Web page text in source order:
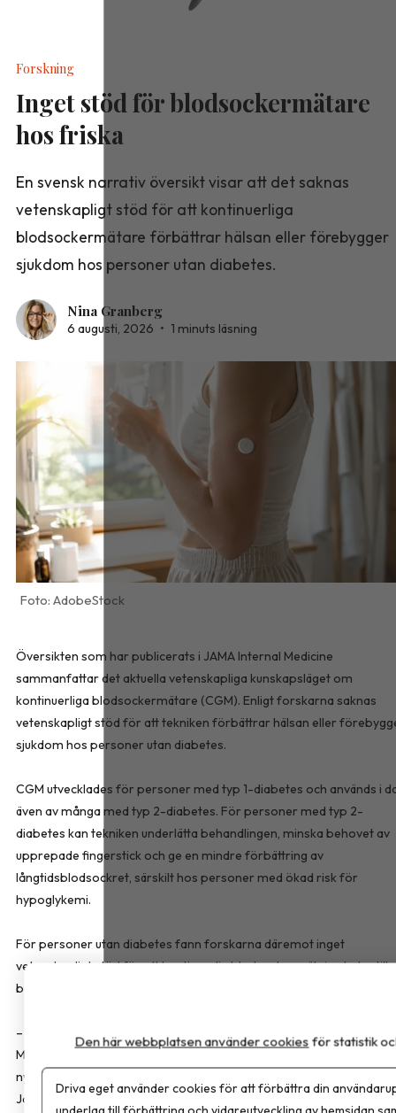
Forskning
Inget stöd för blodsockermätare
hos friska
En svensk narrativ översikt visar att det saknas
vetenskapligt stöd för att kontinuerliga
blodsockermätare förbättrar hälsan eller förebygger
sjukdom hos personer utan diabetes.
Nina Granberg
6 augusti, 2026 • 1 minuts läsning
AdobeStock
Översikten som har publicerats i JAMA Internal Medicine
sammanfattar det aktuella vetenskapliga kunskapsläget om
kontinuerliga blodsockermätare (CGM). Enligt forskarna saknas
vetenskapligt stöd för att tekniken förbättrar hälsan eller
sjukdom hos personer utan diabetes.
CGM utvecklades för personer med typ 1-diabetes och används i
även av många med typ 2-diabetes. För personer med typ 2-
diabetes kan tekniken underlätta behandlingen, minska behovet av
upprepade fingerstick och ge en mindre förbättring av
långtidsblodsockret, särskilt hos personer med ökad risk för
hypoglykemi.
För personer utan diabetes fann forskarna däremot inget
vetenskapligt stöd för att kontinuerlig blodsockermätning leder till
bättre hälsa eller förebygger sjukdom.
– Det här är en teknik som gör enorm nytta för vissa
Men den används allt mer av grupper där vi inte vet om den gör
nytta alls, eller om den till och med kan vara skadlig, säger Minna
Johansson, docent vid Sahlgrenska akademin och en av
Den här webbplatsen använder cookies för statistik
Driva eget använder cookies för att förbättra din
underlag till förbättring och vidareutveckling av hemsidan